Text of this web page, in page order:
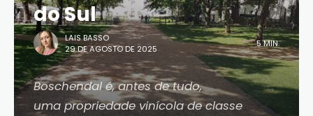
do Sul
LAIS BASSO
29 DE AGOSTO DE 2025
5 MIN.
Boschendal é, antes de tudo,
uma propriedade vinícola de classe